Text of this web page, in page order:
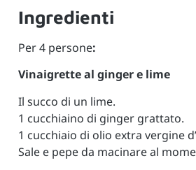
Ingredienti
Per 4 persone:
Vinaigrette al ginger e lime
Il succo di un lime.
1 cucchiaino di ginger grattato.
1 cucchiaio di olio extra vergine
Sale e pepe da macinare al